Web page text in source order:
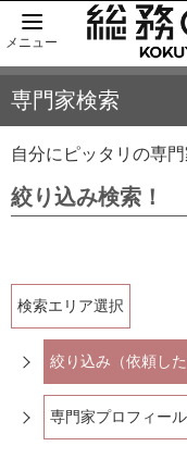
メニュー
専門家検索
自分にピッタリの専門
絞り込み検索！
検索エリア選択
絞り込み（依頼し
専門家プロフィー